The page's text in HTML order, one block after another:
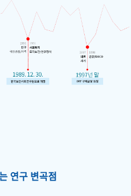
연구 변곡점